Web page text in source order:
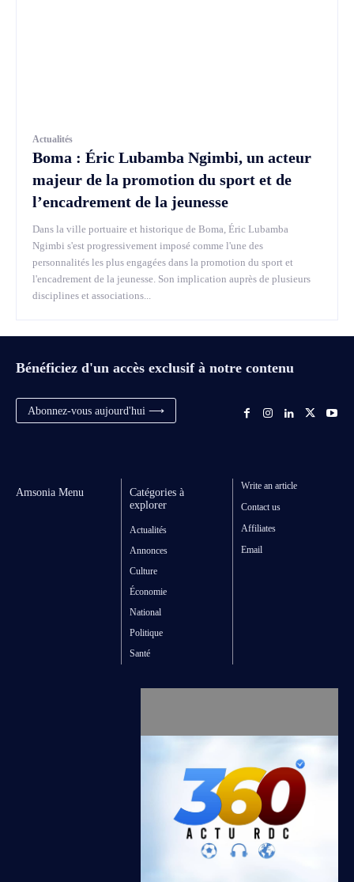
Actualités
Boma : Éric Lubamba Ngimbi, un acteur
majeur de la promotion du sport et de
l’encadrement de la jeunesse
Dans la ville portuaire et historique de Boma, Éric Lubamba
Ngimbi s'est progressivement imposé comme l'une des
personnalités les plus engagées dans la promotion du sport et
l'encadrement de la jeunesse. Son implication auprès de plusieurs
disciplines et associations...
Bénéficiez d'un accès exclusif à notre contenu
Abonnez-vous aujourd'hui ⟶
Amsonia Menu
Catégories à
explorer
Actualités
Annonces
Culture
Économie
National
Politique
Santé
Write an article
Contact us
Affiliates
Email